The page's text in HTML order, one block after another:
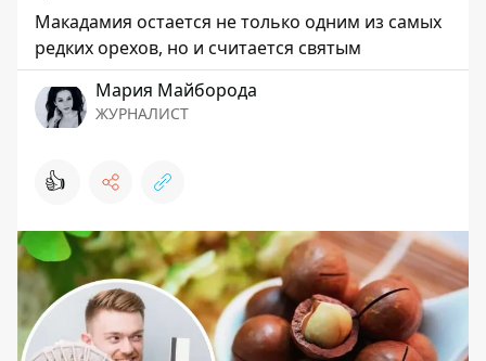
Макадамия остается не только одним из самых
редких орехов, но и считается святым
Мария Майборода
ЖУРНАЛИСТ
👍